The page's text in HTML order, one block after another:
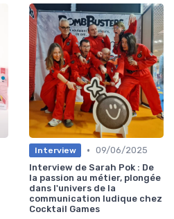
Interview • 09/06/2025
Interview de Sarah Pok : De
la passion au métier, plongée
dans l'univers de la
communication ludique chez
Cocktail Games